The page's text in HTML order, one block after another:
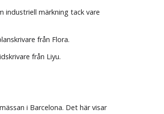
industriell märkning tack vare
från Flora.
från Liyu.
i Barcelona. Det här visar